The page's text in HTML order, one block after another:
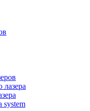
system